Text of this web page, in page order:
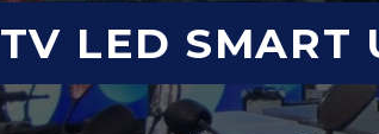
TV LED SMART